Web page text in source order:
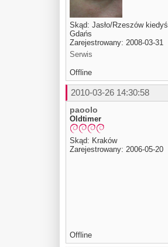
Skąd: Jasło/Rzeszów kiedyś
Gdańs
Zarejestrowany: 2008-03-31
Serwis
Offline
2010-03-26 14:30:58
paoolo
Oldtimer
Skąd: Kraków
Zarejestrowany: 2006-05-20
Offline